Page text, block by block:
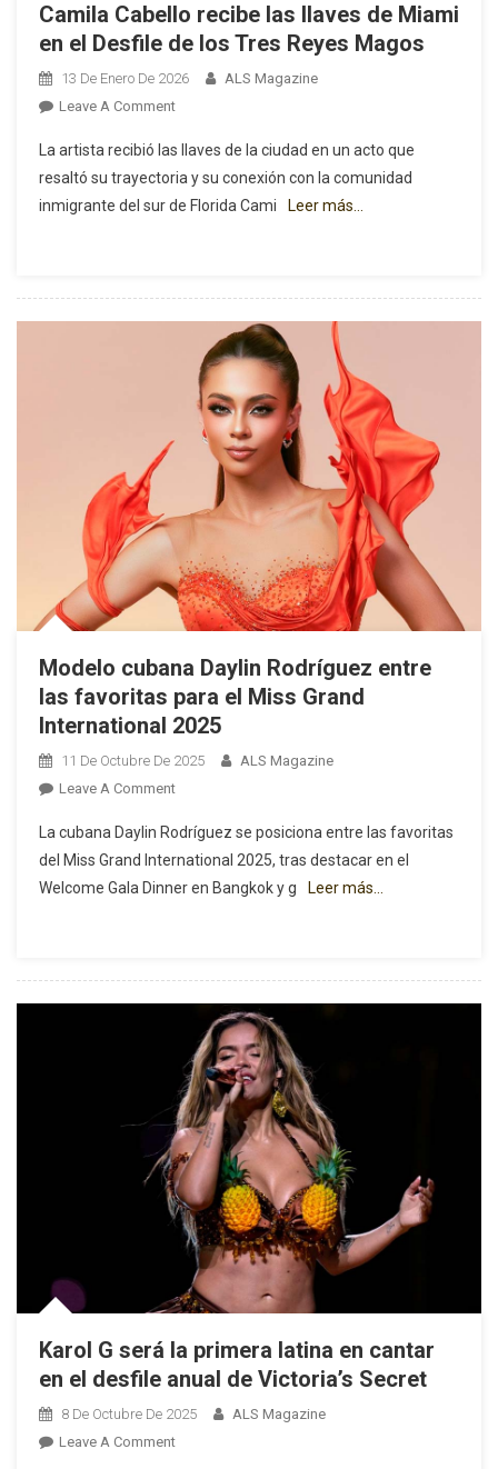
Camila Cabello recibe las llaves de Miami
en el Desfile de los Tres Reyes Magos
13 De Enero De 2026
ALS Magazine
Leave A CommentOn
Cabello
Recibe
Las
Desfile
Los
Magos
La artista recibió las llaves de la ciudad en un acto que
resaltó su trayectoria y su conexión con la comunidad
inmigrante del sur de Florida Cami
Leer más…
Modelo cubana Daylin Rodríguez entre
las favoritas para el Miss Grand
International 2025
11 De Octubre De 2025
ALS Magazine
Leave A CommentOn
Cubana
Daylin
Rodríguez
Miss
Grand
International
2025
La cubana Daylin Rodríguez se posiciona entre las favoritas
del Miss Grand International 2025, tras destacar en el
Welcome Gala Dinner en Bangkok y g
Leer más…
Karol G será la primera latina en cantar
en el desfile anual de Victoria’s Secret
8 De Octubre De 2025
ALS Magazine
Leave A CommentOn